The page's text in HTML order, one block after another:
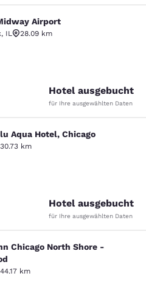
Airport
Airport
, IL
28.09 km
Gut. 1884 Bewertungen
Hotel ausgebucht
für Ihre ausgewählten Daten
Hotel, Chicago
Aqua Hotel, Chicago
30.73 km
Gut. 1436 Bewertungen
Hotel ausgebucht
für Ihre ausgewählten Daten
North Shore
Chicago North Shore -
44.17 km
Mittelmäßig. 611 Bewertungen